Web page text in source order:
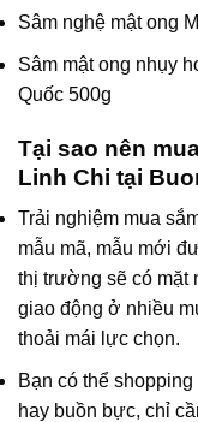
Sâm nghệ mật ong
Sâm mật ong nhụy
Quốc 500g
Tại sao nên
Linh Chi tại
Trải nghiệm mua
mẫu mã, mẫu mới
thị trường sẽ có mặt
giao động ở nhiều
thoải mái lực chọn.
Bạn có thể
hay buồn bực, chỉ